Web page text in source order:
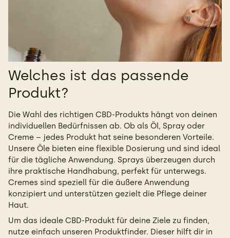
Welches ist das passende
Produkt?
Die Wahl des richtigen CBD-Produkts hängt von deinen
individuellen Bedürfnissen ab. Ob als Öl, Spray oder
Creme – jedes Produkt hat seine besonderen Vorteile.
Unsere Öle bieten eine flexible Dosierung und sind ideal
für die tägliche Anwendung. Sprays überzeugen durch
ihre praktische Handhabung, perfekt für unterwegs.
Cremes sind speziell für die äußere Anwendung
konzipiert und unterstützen gezielt die Pflege deiner
Haut.
Um das ideale CBD-Produkt für deine Ziele zu finden,
nutze einfach unseren Produktfinder. Dieser hilft dir in